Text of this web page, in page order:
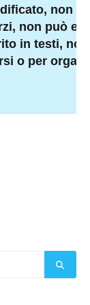
non
non può
in testi,
o per